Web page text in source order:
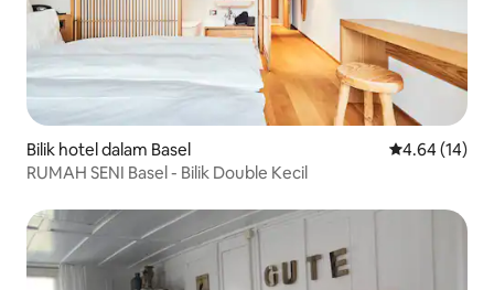
Bilik hotel dalam Basel Penarafan
4.64 (14)
RUMAH SENI Basel - Bilik Double Kecil